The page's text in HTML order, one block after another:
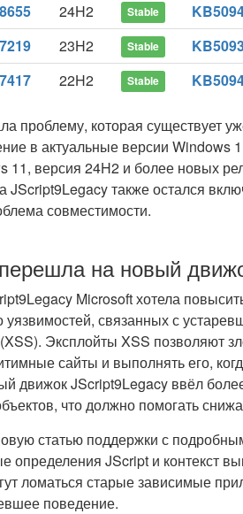
24H2 Stable
23H2 Stable
22H2 Stable
проблему, которая существует
в актуальные версии Windows
11, версия 24H2 и более новых
JScript9Legacy также остался
совместимости.
на новый
Microsoft хотела
уязвимостей, связанных с
Эксплойты XSS позволяют
сайты и выполнять его,
движок JScript9Legacy ввёл
что должно помогать
статью поддержки с
определения JScript и контекст
ломаться старые зависимые
поведение.